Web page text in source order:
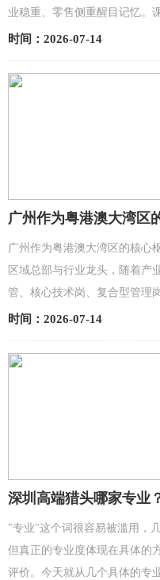
业稳重、零售侧重醒目记忆。
匹配品牌专属风格。 Q2：零
时间：2026-07-14
广州作为粤港澳大湾区
与组织变
广州作为粤港澳大湾区的核心
区域总部与行业龙头，随着产
管、核心技术岗、复合型管理
才往往处于行业核心位置，不
时间：2026-07-14
深圳高端猎头哪家专业
"专业"这个词很容易被滥用，
但真正的专业度体现在具体的
评价。今天就从几个具体的专